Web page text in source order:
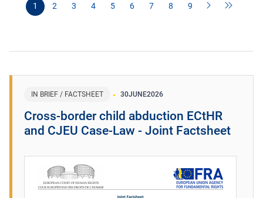
1 2 3 4 5 6 7 8 9
IN BRIEF / FACTSHEET 30JUNE2026
Cross-border child abduction ECtHR
and CJEU Case-Law - Joint Factsheet